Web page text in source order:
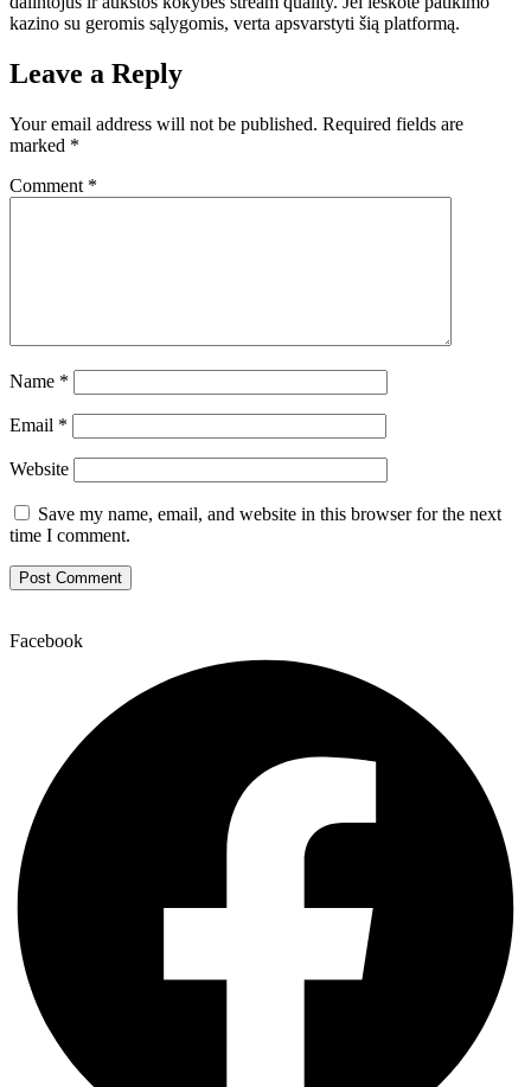
kazino su geromis sąlygomis, verta apsvarstyti šią platformą.
Leave a Reply
Your email address will not be published. Required fields are
marked *
Comment *
Name *
Email *
Website
Save my name, email, and website in this browser for the next
time I comment.
Facebook